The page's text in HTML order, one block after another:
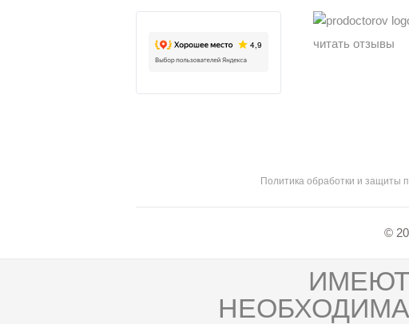
читать отзывы
Политика обработки и защиты
©